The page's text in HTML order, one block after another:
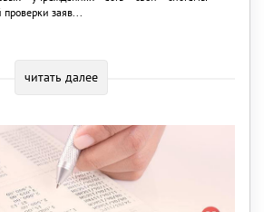
заяв...
читать далее